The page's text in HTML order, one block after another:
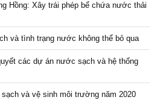
Hồng: Xây trái phép bể chứa nước thải
và tình trạng nước không thể bỏ qua
các dự án nước sạch và hệ thống
và vệ sinh môi trường năm 2020